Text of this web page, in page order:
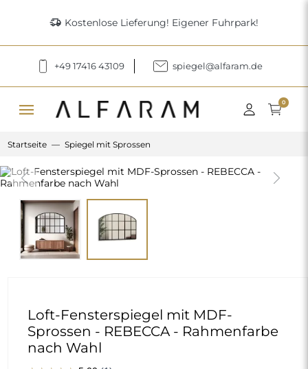
delivery_truck_speed Kostenlose Lieferung! Eigener Fuhrpark!
+49 17416 43109 spiegel@alfaram.de
menu 0
Startseite Spiegel mit Sprossen
Previous Next
Loft-Fensterspiegel mit MDF-
Sprossen - REBECCA - Rahmenfarbe
nach Wahl